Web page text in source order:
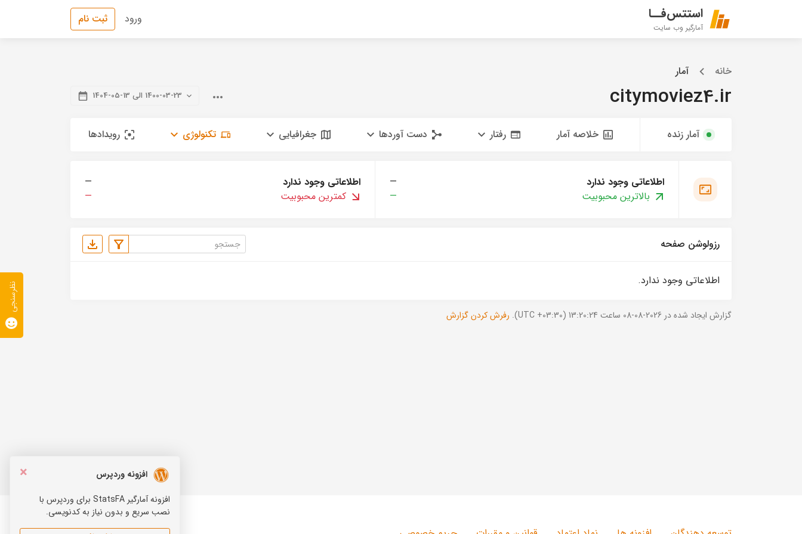
استتس‌فــا
آمارگیر وب سایت
ورود ثبت نام
خانه آمار
citymoviez4.ir 1400-03-23 الی 13-05-1404
آمار زنده خلاصه آمار رفتار دست آوردها جغرافیایی تکنولوژی رویدادها
اطلاعاتی وجود ندارد
—
بالاترین محبوبیت
—
اطلاعاتی وجود ندارد
—
کمترین محبوبیت
—
رزولوشن صفحه
اطلاعاتی وجود ندارد.
گزارش ایجاد شده در 2026-08-08 ساعت 13:20:24 (UTC +03:30). رفرش کردن گزارش
×
افزونه وردپرس
افزونه آمارگیر StatsFA برای وردپرس با
نصب سریع و بدون نیاز به کدنویسی.
نظرسنجی